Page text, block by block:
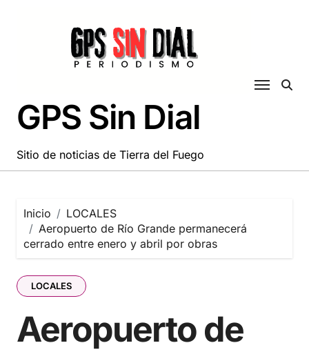
GPS Sin Dial
Sitio de noticias de Tierra del Fuego
Inicio
LOCALES
Aeropuerto de Río Grande permanecerá
cerrado entre enero y abril por obras
LOCALES
Aeropuerto de